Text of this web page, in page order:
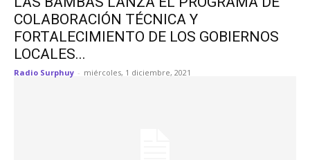
COLABORACIÓN TÉCNICA Y
FORTALECIMIENTO DE LOS GOBIERNOS
LOCALES...
Radio Surphuy - miércoles, 1 diciembre, 2021